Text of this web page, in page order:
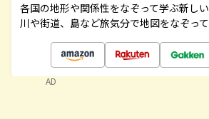
各国の地形や関係性をなぞって学ぶ新し
川や街道、島など旅気分で地図をなぞっ
AD